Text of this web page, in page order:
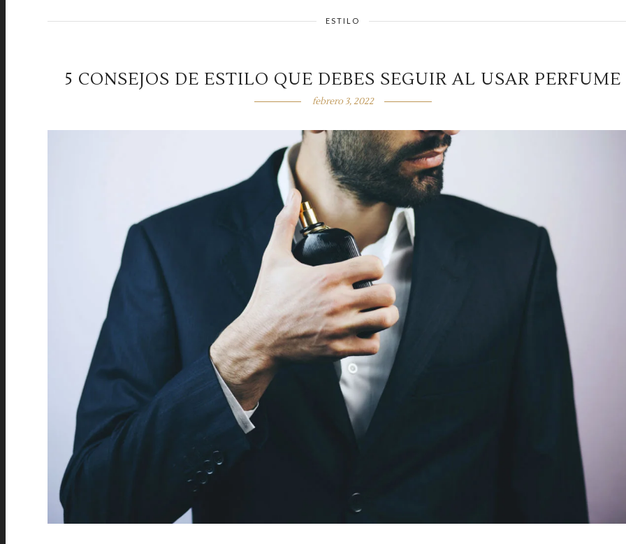
ESTILO
5 CONSEJOS DE ESTILO QUE DEBES SEGUIR AL USAR PERFUME
febrero 3, 2022